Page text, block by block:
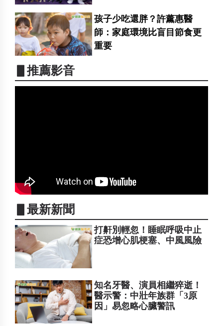
孩子少吃還胖？許薰惠醫
師：家庭環境比盲目節食更
重要
▋推薦影音
▋最新新聞
打鼾別輕忽！睡眠呼吸中止
症恐增心肌梗塞、中風風險
知名牙醫、演員相繼猝逝！
醫示警：中壯年族群「3原
因」易忽略心臟警訊